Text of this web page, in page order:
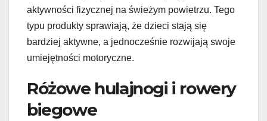
aktywności fizycznej na świeżym powietrzu. Tego
typu produkty sprawiają, że dzieci stają się
bardziej aktywne, a jednocześnie rozwijają swoje
umiejętności motoryczne.
Różowe hulajnogi i rowery
biegowe